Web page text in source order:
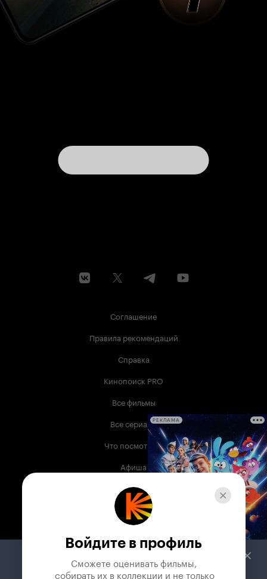
Соглашение
Правила рекомендаций
Справка
Кинопоиск PRO
Все фильмы
Все сериалы
Что посмотреть
Афиша
Музыка
Телепрограмма
Служба поддержки
РЕКЛАМА
Войдите в профиль
Сможете оценивать фильмы,
собирать их в коллекции и не только